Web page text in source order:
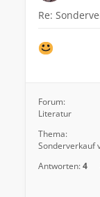
Re:
Forum:
Literatur
Thema:
Sonderverkauf
Antworten:4